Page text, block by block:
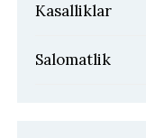
Kasalliklar
Salomatlik